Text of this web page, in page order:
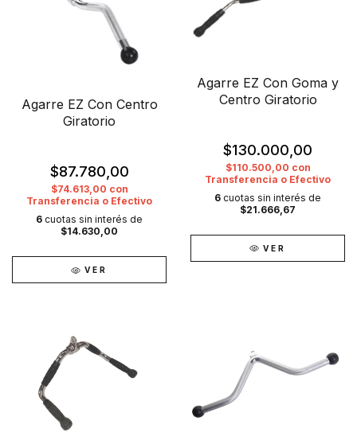
Agarre EZ Con Centro
Giratorio
$87.780,00
$74.613,00 con
Transferencia o Efectivo
6 cuotas sin interés de
$14.630,00
VER
Agarre EZ Con Goma y
Centro Giratorio
$130.000,00
$110.500,00 con
Transferencia o Efectivo
6 cuotas sin interés de
$21.666,67
VER